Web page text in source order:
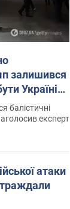
залишився
Україні?
балістичні
експерт
атаки